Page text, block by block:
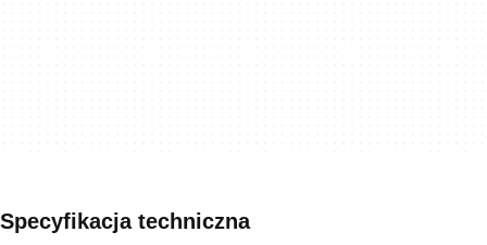
Specyfikacja techniczna